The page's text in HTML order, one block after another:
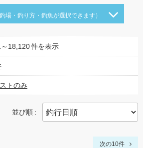
釣場・釣り方・釣魚が選択できます）
18,120件を表示
トのみ
並び順
次の10件